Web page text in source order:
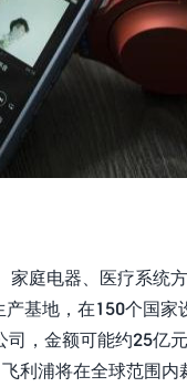
庭电器、医疗系统
基地，在150个国
，金额可能约25亿
利浦将在全球范围